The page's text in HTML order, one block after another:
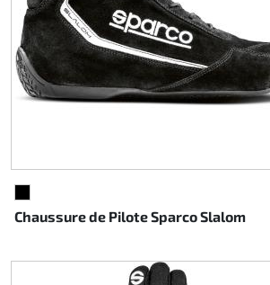
Chaussure de Pilote Sparco Slalom
NOIR